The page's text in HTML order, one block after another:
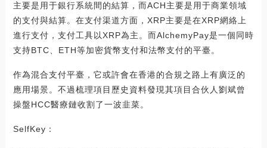
主要是用于銀行系統間的結算，而ACH主要是用于商業領域
的支付與結算。在支付渠道方面，XRP主要是在XRP網絡上
進行支付，支付工具以XRP為主。而AlchemyPay是一個同時
支持BTC、ETH等加密貨幣支付和法幣支付的平臺。
作為混合支付平臺，它或許會在香港的合規之路上有廣泛的
應用場景。不過梳理項目歷史資料發現其項目合伙人劉斌曾
操盤HCC醫療鏈收割了一波韭菜。
SelfKey：